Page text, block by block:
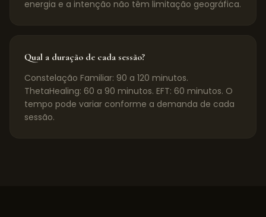
energia e a intenção não têm limitação geográfica.
Qual a duração de cada sessão?
Constelação Familiar: 90 a 120 minutos.
ThetaHealing: 60 a 90 minutos. EFT: 60 minutos. O
tempo pode variar conforme a demanda de cada
sessão.